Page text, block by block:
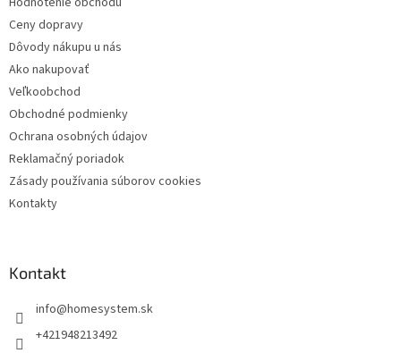
Ceny dopravy
Dôvody nákupu u nás
Ako nakupovať
Veľkoobchod
Obchodné podmienky
Ochrana osobných údajov
Reklamačný poriadok
Zásady používania súborov cookies
Kontakty
Kontakt
info@homesystem.sk
+421948213492